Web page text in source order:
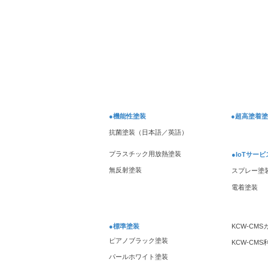
●機能性塗装
抗菌塗装（日本語／英語）
プラスチック用放熱塗装
無反射塗装
●超高塗着
●IoTサービ
スプレー塗
電着塗装
●標準塗装
ピアノブラック塗装
パールホワイト塗装
KCW-CMS
KCW-CMS